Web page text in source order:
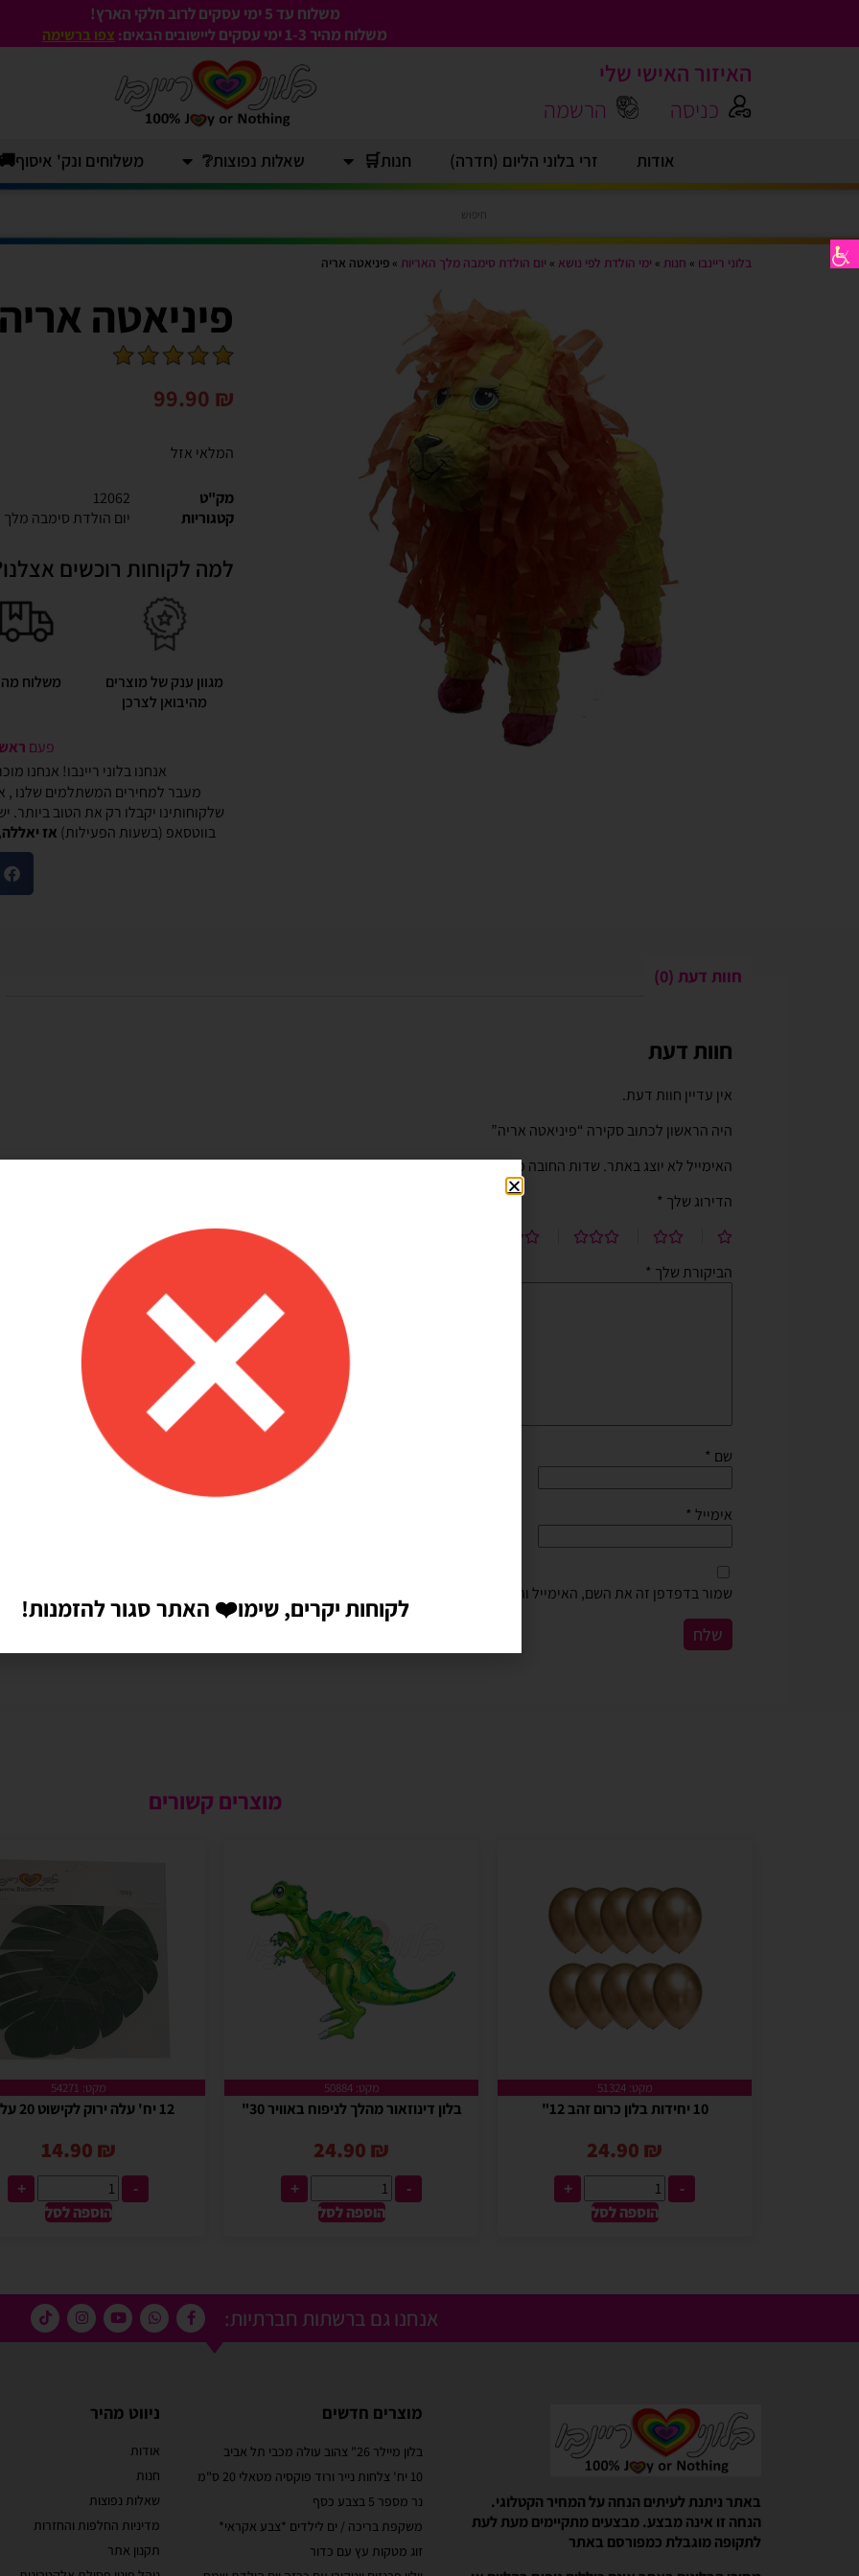
משלוח עד 5 ימי עסקים לרוב חלקי הארץ!
משלוח מהיר 1-3
ימי עסקים ליישובים הבאים: צפו ברשימה
האיזור האישי שלי
כניסה
הרשמה
אודות זרי בלוני הליום (חדרה) חנות🛒 שאלות נפוצות❔ משלוחים ונק' איסוף🚚
בלוני ריינבו » חנות » ימי הולדת לפי נושא » יום הולדת סימבה מלך האריות » פיניאטה אריה
פיניאטה אריה
99.90 ₪
המלאי אזל
מק"ט
12062
קטגוריות
יום הולדת סימבה מלך
למה לקוחות רוכשים
מגוון ענק של מוצרים
מהיבואן לצרכן
משלוח
פעם
אנחנו בלוני ריינבו! אנחנו
מעבר למחירים המשתלמים שלנו ,
שלקוחותינו יקבלו רק את הטוב
בווטסאפ (בשעות הפעילות) אז
חוות דעת (0)
חוות דעת
אין עדיין חוות דעת.
היה הראשון לכתוב סקירה “פיניאטה אריה”
האימייל לא יוצג באתר. שדות החובה מסומנים*
הדירוג שלך *
הביקורת שלך *
שם *
אימייל *
שמור בדפדפן זה את השם, האימייל והאתר שלי לפעם הבאה שאגיב.
בלוני ריינבאו הפכו להיות חלק קסום בבוקר
טובים ושירות נוח מהיר יעיל ואמין. אפשרות נוחה
לאמצעי תשלום באתר. האתר שלהם יפה זמין מפורט
וקל לשימוש. חסכוני בזמן ומאפשר לנפח את הבלונים
מוצרים קשורים
מקט: 51324
10 יחידות בלון כרום זהב 12"
24.90 ₪
-
+
הוספה לסל
מקט: 50884
בלון דינוזאור מהלך לניפוח באוויר 30"
24.90 ₪
-
+
הוספה לסל
מקט: 54271
12 יח' עלה ירוק לקישוט 20 על 20
14.90 ₪
-
+
הוספה לסל
אנחנו גם ברשתות חברתיות:
באתר ניתנת לעיתים הנחה על המחיר הקטלוגי.
הנחה זו אינה מבצע. מבצעים מתקיימים מעת לעת
לתקופה מוגבלת כמפורסם באתר
מוצרים חדשים
בלון מיילר 26" צהוב עולה מכבי תל אביב
10 יח' צלחות נייר ורוד פוקסיה מטאלי 20 ס"מ
נר מספר 5 בצבע כסף
משקפת בריכה / ים לילדים *צבע אקראי*
זוג מטקות עץ עם כדור
ניווט מהיר
אודות
חנות
שאלות נפוצות
מדיניות החלפות והחזרות
תקנון אתר
בלוני ריינבאו הפכו להיות חלק קסום בבוקר
יומההולדת המשפחתי שלנו
בלוני ריינבאו הפכו להיות חלק קסום בבוקר יומההולדת
המשפחתי שלנו. מוצרים יפים, מבצעים טובים ושירות נוח
מהיר יעיל ואמין. אפשרות נוחה לאמצעי תשלום באתר.
שירות לקוחות מוצלח!
זה שירות הלקוחות! עונים בשניה לוואטסאפ, בנעימות
ובנכונות לעזור. יעילים בטירוף. ממליצה בחום
לקוחות יקרים, שימו❤️ האתר סגור להזמנות!